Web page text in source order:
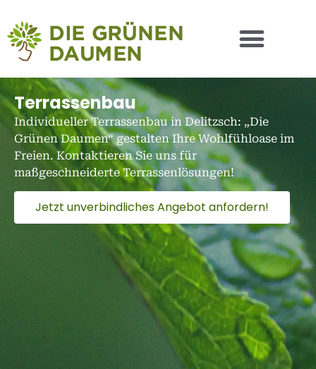
Terrassenbau
Individueller Terrassenbau in Delitzsch: „Die
Grünen Daumen“ gestalten Ihre Wohlfühloase im
Freien. Kontaktieren Sie uns für
maßgeschneiderte Terrassenlösungen!
Jetzt unverbindliches Angebot anfordern!